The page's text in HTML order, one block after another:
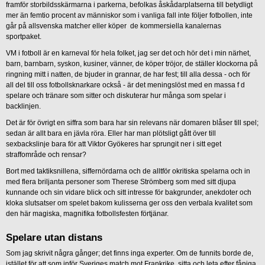
framför storbildsskärmarna i parkerna, befolkas åskådarplatserna till betydligt
mer än femtio procent av människor som i vanliga fall inte följer fotbollen, inte
går på allsvenska matcher eller köper de kommersiella kanalernas
sportpaket.
VM i fotboll är en karneval för hela folket, jag ser det och hör det i min närhet,
barn, barnbarn, syskon, kusiner, vänner, de köper tröjor, de ställer klockorna på
ringning mitt i natten, de bjuder in grannar, de har fest; till alla dessa - och för
all del till oss fotbollsknarkare också - är det meningslöst med en massa f d
spelare och tränare som sitter och diskuterar hur många som spelar i
backlinjen.
Det är för övrigt en siffra som bara har sin relevans när domaren blåser till spel;
sedan är allt bara en jävla röra. Eller har man plötsligt gått över till
sexbackslinje bara för att Viktor Gyökeres har sprungit ner i sitt eget
straffområde och rensar?
Bort med taktiksnillena, siffernördarna och de alltför okritiska spelarna och in
med flera briljanta personer som Therese Strömberg som med sitt djupa
kunnande och sin vidare blick och sitt intresse för bakgrunder, anekdoter och
kloka slutsatser om spelet bakom kulisserna ger oss den verbala kvalitet som
den här magiska, magnifika fotbollsfesten förtjänar.
Spelare utan distans
Som jag skrivit några gånger; det finns inga experter. Om de funnits borde de,